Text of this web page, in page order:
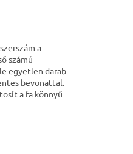
a
számú
egyetlen darab
bevonattal.
a fa könnyű